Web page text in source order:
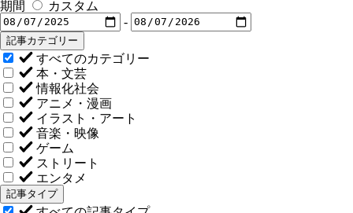
期間
カスタム
-
記事カテゴリー
すべてのカテゴリー
本・文芸
情報化社会
アニメ・漫画
イラスト・アート
音楽・映像
ゲーム
ストリート
エンタメ
記事タイプ